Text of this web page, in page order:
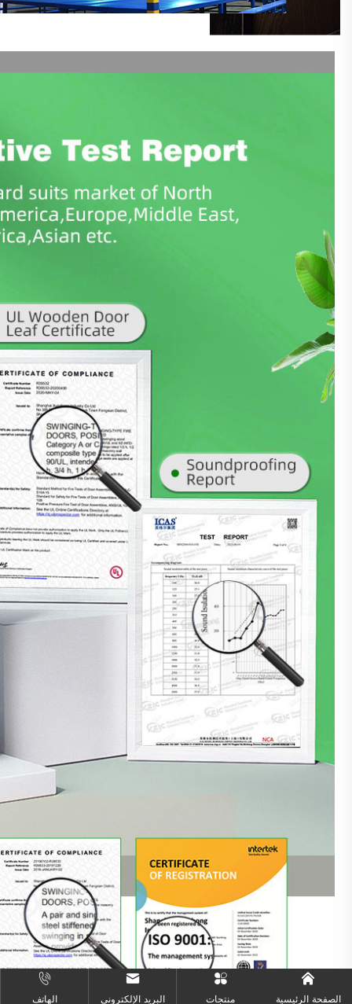
الصفحة الرئيسية منتجات البريد الإلكتروني الهاتف